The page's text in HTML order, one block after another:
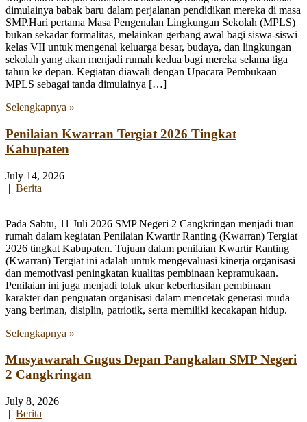
dimulainya babak baru dalam perjalanan pendidikan mereka di masa
SMP.Hari pertama Masa Pengenalan Lingkungan Sekolah (MPLS)
bukan sekadar formalitas, melainkan gerbang awal bagi siswa-siswi
kelas VII untuk mengenal keluarga besar, budaya, dan lingkungan
sekolah yang akan menjadi rumah kedua bagi mereka selama tiga
tahun ke depan. Kegiatan diawali dengan Upacara Pembukaan
MPLS sebagai tanda dimulainya […]
Selengkapnya »
Penilaian Kwarran Tergiat 2026 Tingkat
Kabupaten
July 14, 2026
| Berita
Pada Sabtu, 11 Juli 2026 SMP Negeri 2 Cangkringan menjadi tuan
rumah dalam kegiatan Penilaian Kwartir Ranting (Kwarran) Tergiat
2026 tingkat Kabupaten. Tujuan dalam penilaian Kwartir Ranting
(Kwarran) Tergiat ini adalah untuk mengevaluasi kinerja organisasi
dan memotivasi peningkatan kualitas pembinaan kepramukaan.
Penilaian ini juga menjadi tolak ukur keberhasilan pembinaan
karakter dan penguatan organisasi dalam mencetak generasi muda
yang beriman, disiplin, patriotik, serta memiliki kecakapan hidup.
Selengkapnya »
Musyawarah Gugus Depan Pangkalan SMP Negeri
2 Cangkringan
July 8, 2026
| Berita